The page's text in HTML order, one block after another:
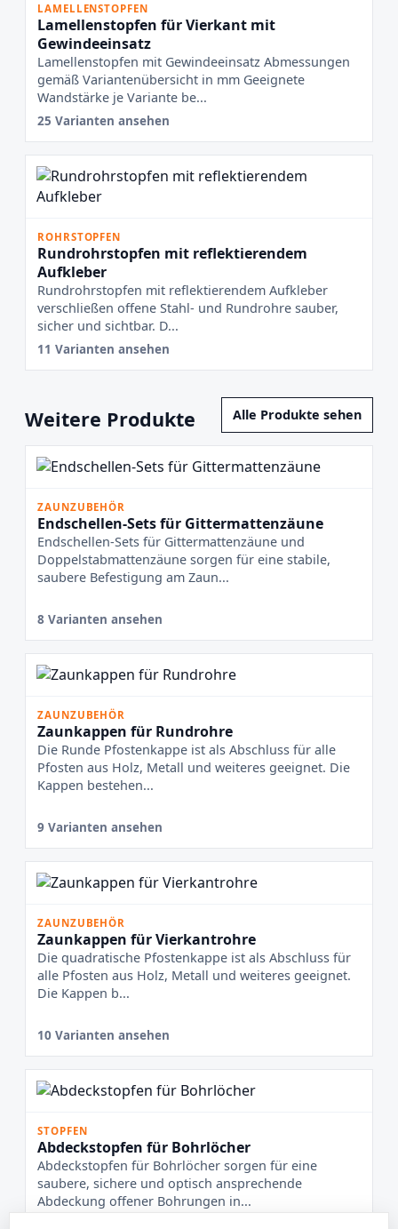
LAMELLENSTOPFEN
Lamellenstopfen für Vierkant mit
Gewindeeinsatz
Lamellenstopfen mit Gewindeeinsatz Abmessungen
gemäß Variantenübersicht in mm Geeignete
Wandstärke je Variante be...
25 Varianten ansehen
ROHRSTOPFEN
Rundrohrstopfen mit reflektierendem
Aufkleber
Rundrohrstopfen mit reflektierendem Aufkleber
verschließen offene Stahl- und Rundrohre sauber,
sicher und sichtbar. D...
11 Varianten ansehen
Weitere Produkte Alle Produkte sehen
ZAUNZUBEHÖR
Endschellen-Sets für Gittermattenzäune
Endschellen-Sets für Gittermattenzäune und
Doppelstabmattenzäune sorgen für eine stabile,
saubere Befestigung am Zaun...
8 Varianten ansehen
ZAUNZUBEHÖR
Zaunkappen für Rundrohre
Die Runde Pfostenkappe ist als Abschluss für alle
Pfosten aus Holz, Metall und weiteres geeignet. Die
Kappen bestehen...
9 Varianten ansehen
ZAUNZUBEHÖR
Zaunkappen für Vierkantrohre
Die quadratische Pfostenkappe ist als Abschluss für
alle Pfosten aus Holz, Metall und weiteres geeignet.
Die Kappen b...
10 Varianten ansehen
STOPFEN
Abdeckstopfen für Bohrlöcher
Abdeckstopfen für Bohrlöcher sorgen für eine
saubere, sichere und optisch ansprechende
Abdeckung offener Bohrungen in...